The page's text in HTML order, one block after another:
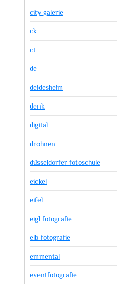
city galerie
ck
ct
de
deidesheim
denk
digital
drohnen
düsseldorfer fotoschule
eickel
eifel
eigl fotografie
elb fotografie
emmental
eventfotografie